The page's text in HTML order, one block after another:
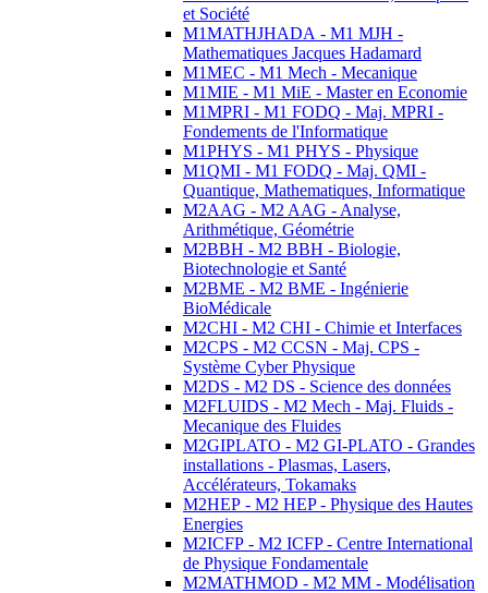
et Société
M1MATHJHADA - M1 MJH -
Mathematiques Jacques Hadamard
M1MEC - M1 Mech - Mecanique
M1MIE - M1 MiE - Master en Economie
M1MPRI - M1 FODQ - Maj. MPRI -
Fondements de l'Informatique
M1PHYS - M1 PHYS - Physique
M1QMI - M1 FODQ - Maj. QMI -
Quantique, Mathematiques, Informatique
M2AAG - M2 AAG - Analyse,
Arithmétique, Géométrie
M2BBH - M2 BBH - Biologie,
Biotechnologie et Santé
M2BME - M2 BME - Ingénierie
BioMédicale
M2CHI - M2 CHI - Chimie et Interfaces
M2CPS - M2 CCSN - Maj. CPS -
Système Cyber Physique
M2DS - M2 DS - Science des données
M2FLUIDS - M2 Mech - Maj. Fluids -
Mecanique des Fluides
M2GIPLATO - M2 GI-PLATO - Grandes
installations - Plasmas, Lasers,
Accélérateurs, Tokamaks
M2HEP - M2 HEP - Physique des Hautes
Energies
M2ICFP - M2 ICFP - Centre International
de Physique Fondamentale
M2MATHMOD - M2 MM - Modélisation